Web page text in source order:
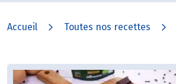
Accueil Toutes nos recettes